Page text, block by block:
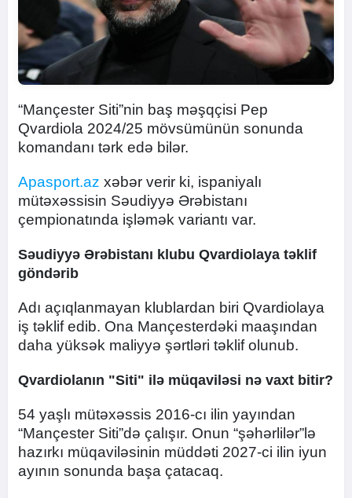
“Mançester Siti”nin baş məşqçisi Pep
Qvardiola 2024/25 mövsümünün sonunda
komandanı tərk edə bilər.
Apasport.az xəbər verir ki, ispaniyalı
mütəxəssisin Səudiyyə Ərəbistanı
çempionatında işləmək variantı var.
Səudiyyə Ərəbistanı klubu Qvardiolaya təklif
göndərib
Adı açıqlanmayan klublardan biri Qvardiolaya
iş təklif edib. Ona Mançesterdəki maaşından
daha yüksək maliyyə şərtləri təklif olunub.
Qvardiolanın "Siti" ilə müqaviləsi nə vaxt bitir?
54 yaşlı mütəxəssis 2016-cı ilin yayından
“Mançester Siti”də çalışır. Onun “şəhərlilər”lə
hazırkı müqaviləsinin müddəti 2027-ci ilin iyun
ayının sonunda başa çatacaq.